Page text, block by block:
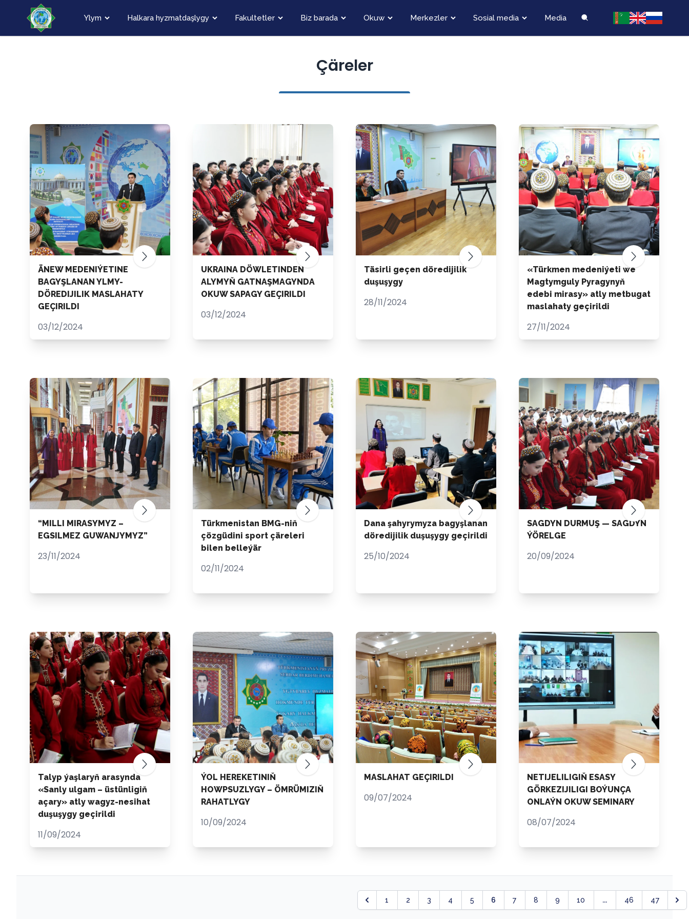
Ylym Halkara hyzmatdaşlygy Fakultetler Biz barada Okuw Merkezler Sosial media Media
Çäreler
ÄNEW MEDENIÝETINE
BAGYŞLANAN YLMY-
DÖREDIJILIK MASLAHATY
GEÇIRILDI
03/12/2024
UKRAINA DÖWLETINDEN
ALYMYŇ GATNAŞMAGYNDA
OKUW SAPAGY GEÇIRILDI
03/12/2024
Täsirli geçen döredijilik
duşuşygy
28/11/2024
«Türkmen medeniýeti we
Magtymguly Pyragynyň
edebi mirasy» atly metbugat
maslahaty geçirildi
27/11/2024
“MILLI MIRASYMYZ –
EGSILMEZ GUWANJYMYZ”
23/11/2024
Türkmenistan BMG-niň
çözgüdini sport çäreleri
bilen belleýär
02/11/2024
Dana şahyrymyza bagyşlanan
döredijilik duşuşygy geçirildi
25/10/2024
SAGDYN DURMUŞ — SAGDYN
ÝÖRELGE
20/09/2024
Talyp ýaşlaryň arasynda
«Sanly ulgam – üstünligiň
açary» atly wagyz-nesihat
duşuşygy geçirildi
11/09/2024
ÝOL HEREKETINIŇ
HOWPSUZLYGY – ÖMRÜMIZIŇ
RAHATLYGY
10/09/2024
MASLAHAT GEÇIRILDI
09/07/2024
NETIJELILIGIŇ ESASY
GÖRKEZIJILIGI BOÝUNÇA
ONLAÝN OKUW SEMINARY
08/07/2024
1 2 3 4 5 6 7 8 9 10 ... 46 47